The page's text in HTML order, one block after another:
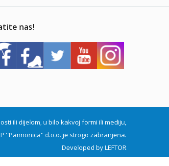
nas!
ili dijelom, u bilo kakvoj formi ili mediju,
''Pannonica'' d.o.o. je strogo zabranjena.
Developed byLEFTOR